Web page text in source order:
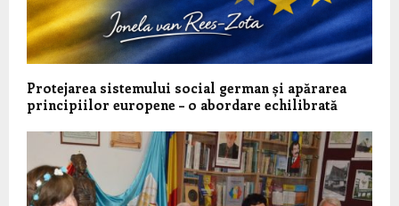
Protejarea sistemului social german și apărarea
principiilor europene – o abordare echilibrată